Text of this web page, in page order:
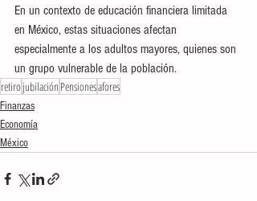
En un contexto de educación financiera limitada
en México, estas situaciones afectan
especialmente a los adultos mayores, quienes son
un grupo vulnerable de la población.
retirojubilación Pensionesafores
Finanzas
Economía
México